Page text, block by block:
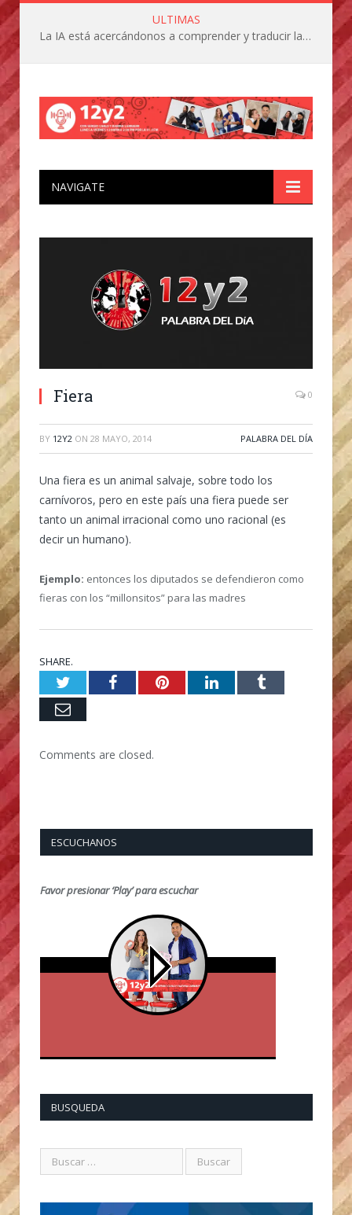
ULTIMAS
La IA está acercándonos a comprender y traducir las vocalizaciones y comportamientos de nuestras mascotas
NAVIGATE
Fiera 0
BY 12Y2 ON 28 MAYO, 2014 PALABRA DEL DÍA
Una fiera es un animal salvaje, sobre todo los
carnívoros, pero en este país una fiera puede ser
tanto un animal irracional como uno racional (es
decir un humano).
Ejemplo: entonces los diputados se defendieron como
fieras con los “millonsitos” para las madres
SHARE.
TwitterFacebookPinterestLinkedInTumblr
Email
Comments are closed.
ESCUCHANOS
Favor presionar ‘Play’ para escuchar
BUSQUEDA